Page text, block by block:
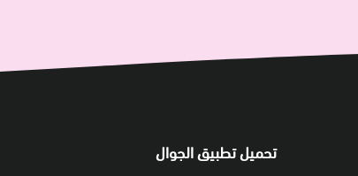
تحميل تطبيق الجوال